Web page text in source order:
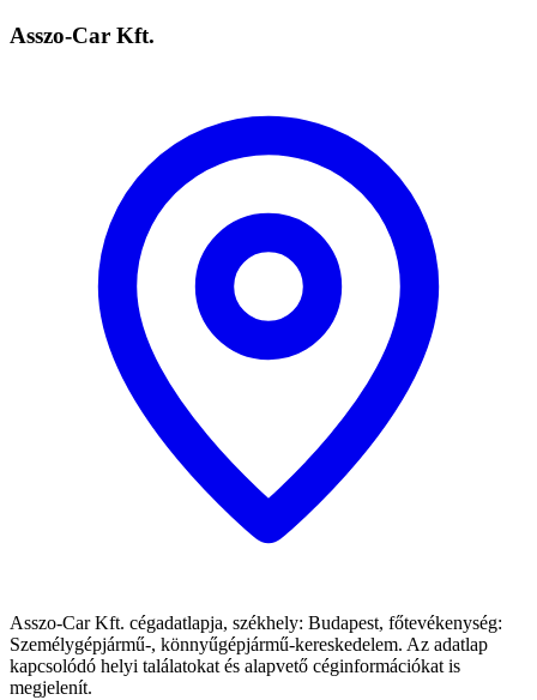
Asszo-Car Kft.
Asszo-Car Kft. cégadatlapja, székhely: Budapest, főtevékenység:
Személygépjármű-, könnyűgépjármű-kereskedelem. Az adatlap
kapcsolódó helyi találatokat és alapvető céginformációkat is
megjelenít.